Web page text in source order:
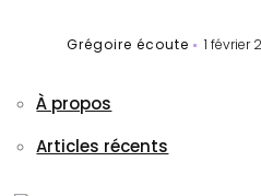
Grégoire écoute 1 février
À propos
Articles récents